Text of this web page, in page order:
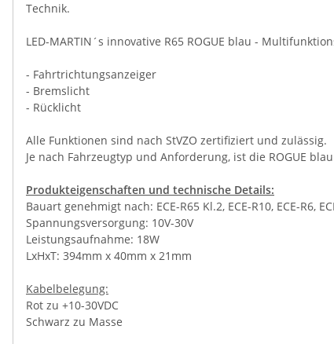
Technik.
LED-MARTIN´s innovative R65 ROGUE blau -
- Fahrtrichtungsanzeiger
- Bremslicht
- Rücklicht
Alle Funktionen sind nach StVZO zertifiziert und zulässig.
Je nach Fahrzeugtyp und Anforderung, ist die ROGUE
Produkteigenschaften und technische Details:
Bauart genehmigt nach: ECE-R65 Kl.2, ECE-R10, ECE-R6,
Spannungsversorgung: 10V-30V
Leistungsaufnahme: 18W
LxHxT: 394mm x 40mm x 21mm
Kabelbelegung:
Rot zu +10-30VDC
Schwarz zu Masse